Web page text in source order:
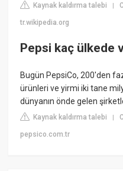
Kaynak kaldırma talebi |
tr.wikipedia.org
Pepsi kaç ülkede
Bugün PepsiCo, 200'den
ürünleri ve yirmi iki tane
dünyanın önde gelen
Kaynak kaldırma talebi |
pepsico.com.tr